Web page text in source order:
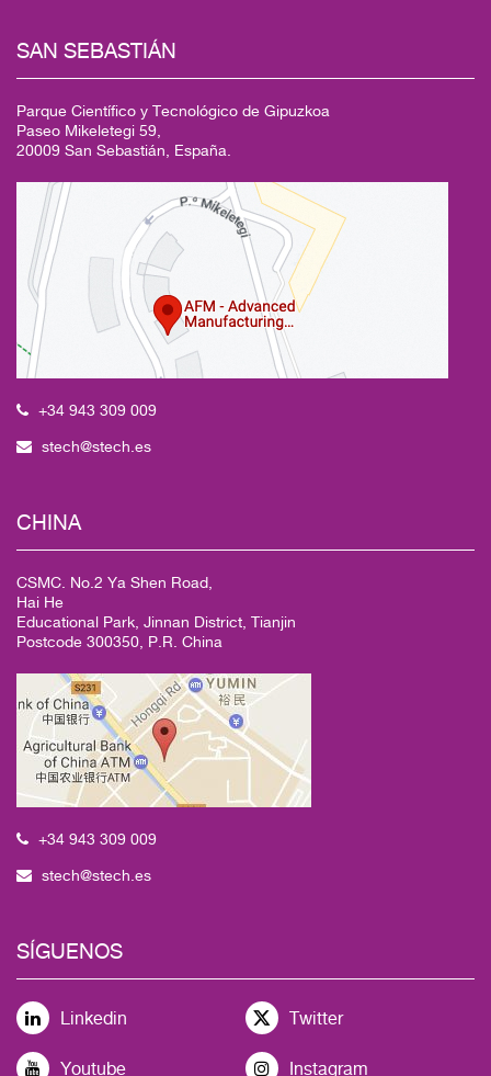
SAN SEBASTIÁN
Parque Científico y Tecnológico de Gipuzkoa
Paseo Mikeletegi 59,
20009 San Sebastián, España.
+34 943 309 009
stech@stech.es
CHINA
CSMC. No.2 Ya Shen Road,
Hai He
Educational Park, Jinnan District, Tianjin
Postcode 300350, P.R. China
+34 943 309 009
stech@stech.es
SÍGUENOS
Linkedin Twitter
Youtube Instagram